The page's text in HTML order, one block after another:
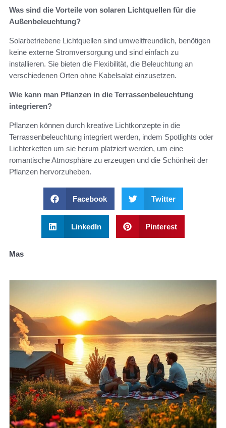
Was sind die Vorteile von solaren Lichtquellen für die
Außenbeleuchtung?
Solarbetriebene Lichtquellen sind umweltfreundlich, benötigen
keine externe Stromversorgung und sind einfach zu
installieren. Sie bieten die Flexibilität, die Beleuchtung an
verschiedenen Orten ohne Kabelsalat einzusetzen.
Wie kann man Pflanzen in die Terrassenbeleuchtung
integrieren?
Pflanzen können durch kreative Lichtkonzepte in die
Terrassenbeleuchtung integriert werden, indem Spotlights oder
Lichterketten um sie herum platziert werden, um eine
romantische Atmosphäre zu erzeugen und die Schönheit der
Pflanzen hervorzuheben.
Facebook Twitter
LinkedIn Pinterest
Mas